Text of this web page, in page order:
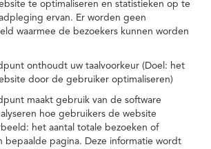
te optimaliseren en statistieken op te
ervan. Er worden geen
waarmee de bezoekers kunnen worden
onthoudt uw taalvoorkeur (Doel: het
door de gebruiker optimaliseren)
maakt gebruik van de software
hoe gebruikers de website
het aantal totale bezoeken of
bepaalde pagina. Deze informatie wordt